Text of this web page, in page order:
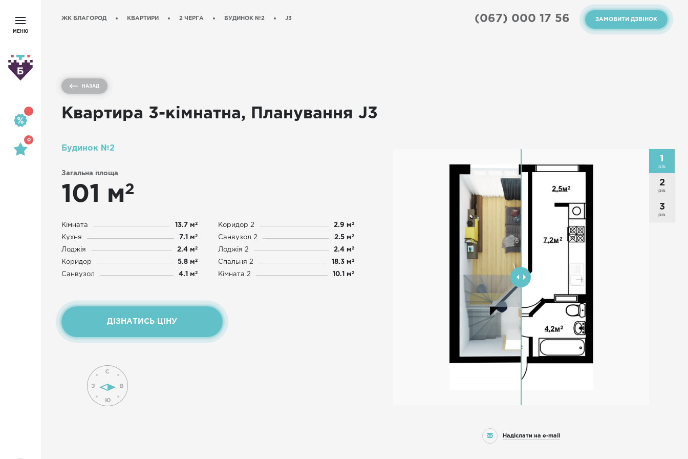
ЖК БЛАГОРОД КВАРТИРИ 2 ЧЕРГА БУДИНОК №2 J3 ЗАМОВИТИ ДЗВІНОК
(067) 000 17 56
МЕНЮ
0
НАЗАД
Квартира 3-кімнатна, Планування J3
1
рів.
2
рів.
3
рів.
Надіслати на e-mail
Будинок №2
Загальна площа
101 м2
Кімната 13.7 м2
Кухня 7.1 м2
Лоджія 2.4 м2
Коридор 5.8 м2
Санвузол 4.1 м2
Коридор 2 2.9 м2
Санвузол 2 2.5 м2
Лоджія 2 2.4 м2
Спальня 2 18.3 м2
Кімната 2 10.1 м2
ДІЗНАТИСЬ ЦІНУ